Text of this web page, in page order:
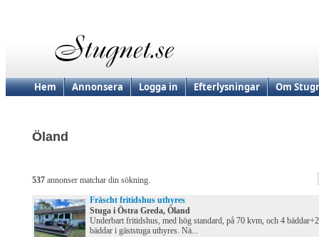
Hem Annonsera Logga in Efterlysningar Om
Öland
537 annonser matchar din sökning.
Fräscht fritidshus uthyres
Stuga i Östra Greda, Öland
Underbart fritidshus, med hög standard, på 70 kvm, och 4 bäddar+2
bäddar i gäststuga uthyres. Nä...